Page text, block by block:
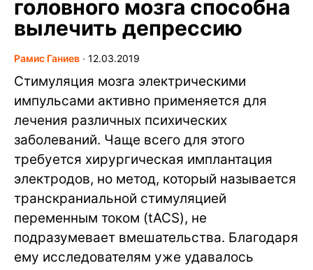
головного мозга способна
вылечить депрессию
Рамис Ганиев ∙ 12.03.2019
Стимуляция мозга электрическими
импульсами активно применяется для
лечения различных психических
заболеваний. Чаще всего для этого
требуется хирургическая имплантация
электродов, но метод, который называется
транскраниальной стимуляцией
переменным током (tACS), не
подразумевает вмешательства. Благодаря
ему исследователям уже удавалось